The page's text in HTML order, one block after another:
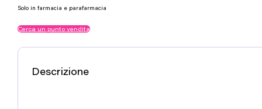
Solo in farmacia e parafarmacia
Cerca un punto vendita
Descrizione